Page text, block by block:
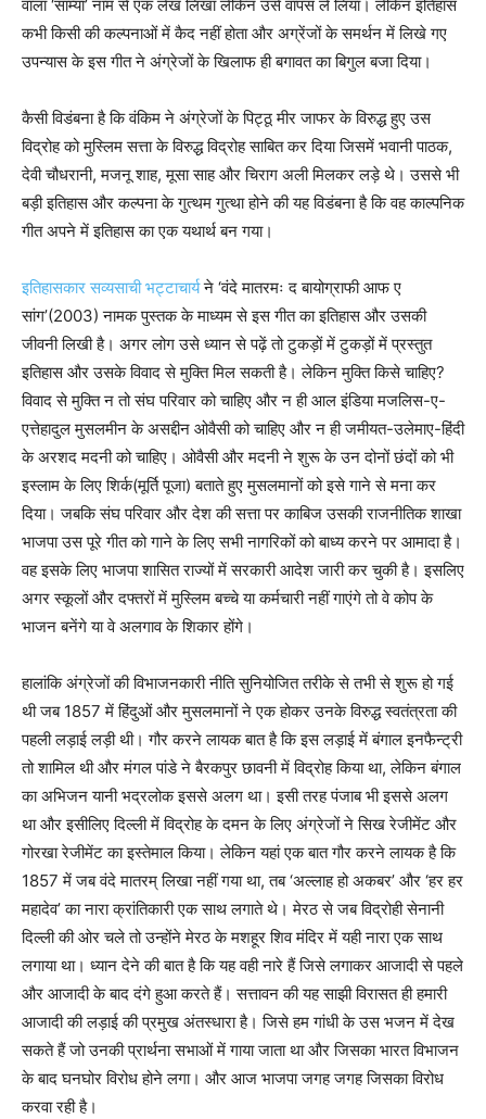
वाला ‘साम्या’ नाम से एक लेख लिखा लेकिन उसे वापस ले लिया। लेकिन इतिहास
कभी किसी की कल्पनाओं में कैद नहीं होता और अग्रेंजों के समर्थन में लिखे गए
उपन्यास के इस गीत ने अंग्रेजों के खिलाफ ही बगावत का बिगुल बजा दिया।
कैसी विडंबना है कि वंकिम ने अंग्रेजों के पिट्ठू मीर जाफर के विरुद्ध हुए उस
विद्रोह को मुस्लिम सत्ता के विरुद्ध विद्रोह साबित कर दिया जिसमें भवानी पाठक,
देवी चौधरानी, मजनू शाह, मूसा साह और चिराग अली मिलकर लड़े थे। उससे भी
बड़ी इतिहास और कल्पना के गुत्थम गुत्था होने की यह विडंबना है कि वह काल्पनिक
गीत अपने में इतिहास का एक यथार्थ बन गया।
इतिहासकार सव्यसाची भट्टाचार्यने ‘वंदे मातरमः द बायोग्राफी आफ ए
सांग’(2003) नामक पुस्तक के माध्यम से इस गीत का इतिहास और उसकी
जीवनी लिखी है। अगर लोग उसे ध्यान से पढ़ें तो टुकड़ों में टुकड़ों में प्रस्तुत
इतिहास और उसके विवाद से मुक्ति मिल सकती है। लेकिन मुक्ति किसे चाहिए?
विवाद से मुक्ति न तो संघ परिवार को चाहिए और न ही आल इंडिया मजलिस-ए-
एत्तेहादुल मुसलमीन के असद्दीन ओवैसी को चाहिए और न ही जमीयत-उलेमाए-हिंदी
के अरशद मदनी को चाहिए। ओवैसी और मदनी ने शुरू के उन दोनों छंदों को भी
इस्लाम के लिए शिर्क(मूर्ति पूजा) बताते हुए मुसलमानों को इसे गाने से मना कर
दिया। जबकि संघ परिवार और देश की सत्ता पर काबिज उसकी राजनीतिक शाखा
भाजपा उस पूरे गीत को गाने के लिए सभी नागरिकों को बाध्य करने पर आमादा है।
वह इसके लिए भाजपा शासित राज्यों में सरकारी आदेश जारी कर चुकी है। इसलिए
अगर स्कूलों और दफ्तरों में मुस्लिम बच्चे या कर्मचारी नहीं गाएंगे तो वे कोप के
भाजन बनेंगे या वे अलगाव के शिकार होंगे।
हालांकि अंग्रेजों की विभाजनकारी नीति सुनियोजित तरीके से तभी से शुरू हो गई
थी जब 1857 में हिंदुओं और मुसलमानों ने एक होकर उनके विरुद्ध स्वतंत्रता की
पहली लड़ाई लड़ी थी। गौर करने लायक बात है कि इस लड़ाई में बंगाल इनफैन्ट्री
तो शामिल थी और मंगल पांडे ने बैरकपुर छावनी में विद्रोह किया था, लेकिन बंगाल
का अभिजन यानी भद्रलोक इससे अलग था। इसी तरह पंजाब भी इससे अलग
था और इसीलिए दिल्ली में विद्रोह के दमन के लिए अंग्रेजों ने सिख रेजीमेंट और
गोरखा रेजीमेंट का इस्तेमाल किया। लेकिन यहां एक बात गौर करने लायक है कि
1857 में जब वंदे मातरम् लिखा नहीं गया था, तब ‘अल्लाह हो अकबर’ और ‘हर हर
महादेव’ का नारा क्रांतिकारी एक साथ लगाते थे। मेरठ से जब विद्रोही सेनानी
दिल्ली की ओर चले तो उन्होंने मेरठ के मशहूर शिव मंदिर में यही नारा एक साथ
लगाया था। ध्यान देने की बात है कि यह वही नारे हैं जिसे लगाकर आजादी से पहले
और आजादी के बाद दंगे हुआ करते हैं। सत्तावन की यह साझी विरासत ही हमारी
आजादी की लड़ाई की प्रमुख अंतस्धारा है। जिसे हम गांधी के उस भजन में देख
सकते हैं जो उनकी प्रार्थना सभाओं में गाया जाता था और जिसका भारत विभाजन
के बाद घनघोर विरोध होने लगा। और आज भाजपा जगह जगह जिसका विरोध
करवा रही है।